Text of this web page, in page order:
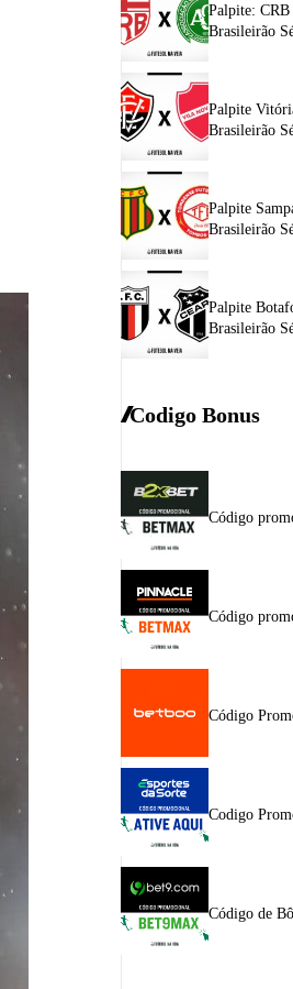
Palpite: CRB
Brasileirão
Palpite
Brasileirão
Palpite
Brasileirão
Palpite
Brasileirão
Codigo Bonus
Código
Código
Código
Codigo
Código de